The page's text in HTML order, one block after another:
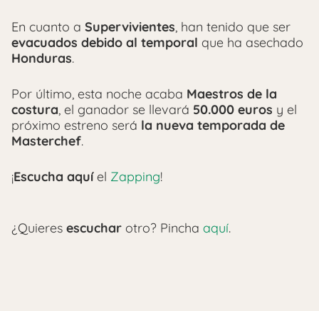
En cuanto a Supervivientes, han tenido que ser
evacuados debido al temporal que ha asechado
Honduras.
Por último, esta noche acaba Maestros de la
costura, el ganador se llevará 50.000 euros y el
próximo estreno será la nueva temporada de
Masterchef.
¡Escucha aquíel Zapping!
¿Quieres escuchar otro? Pincha aquí.